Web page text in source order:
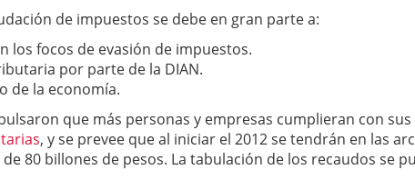
de impuestos se debe en gran parte a:
los focos de evasión de impuestos.
por parte de la DIAN.
de la economía.
que más personas y empresas cumplieran con sus
, y se prevee que al iniciar el 2012 se tendrán en las
80 billones de pesos. La tabulación de los recaudos se